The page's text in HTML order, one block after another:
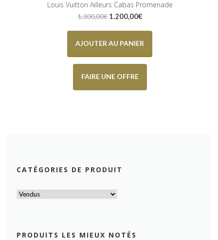
Louis Vuitton Ailleurs Cabas Promenade
1.300,00€ Le
initial
1.300,00€.
1.200,00€Le
actuel
1.200,00€.
AJOUTER AU PANIER
FAIRE UNE OFFRE
CATÉGORIES DE PRODUIT
PRODUITS LES MIEUX NOTÉS